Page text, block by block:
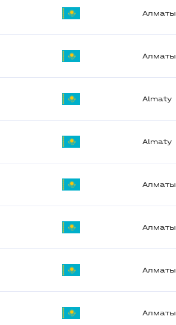
Алматы
Алматы
Almaty
Almaty
Алматы
Алматы
Алматы
Алматы